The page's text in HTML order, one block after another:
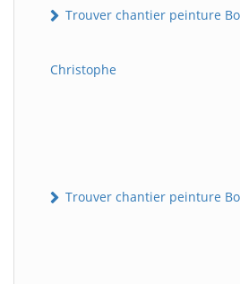
Trouver chantier peinture
Christophe
Trouver chantier peinture